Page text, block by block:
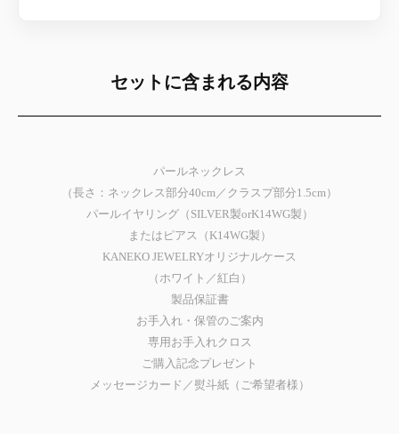
セットに含まれる内容
パールネックレス
（長さ：ネックレス部分40cm／クラスプ部分1.5cm）
パールイヤリング（SILVER製orK14WG製）
またはピアス（K14WG製）
KANEKO JEWELRYオリジナルケース
（ホワイト／紅白）
製品保証書
お手入れ・保管のご案内
専用お手入れクロス
ご購入記念プレゼント
メッセージカード／熨斗紙（ご希望者様）